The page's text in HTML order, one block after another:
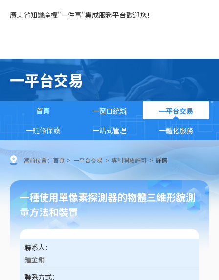
廣東省知識産權"一件事"集成服務平台歡迎您！
一平台交易
首頁 一窗口統辦
一平台交易
一鏈條保護
一站式管理 一體化服務
當前位置： 首頁 > 一平台交易 > 專利開放許可 > 詳情
一種使用單像素探測器的物體三維形貌測
量方法和裝置
聯系人
鍾金鋼
聯系方式